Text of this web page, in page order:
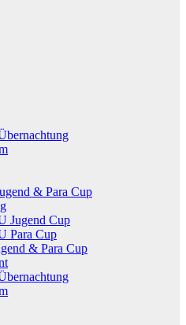
& Para Cup
Jugend Cup
Para Cup
& Para Cup